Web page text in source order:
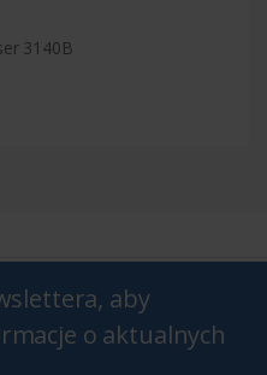
3140B
aby
o aktualnych